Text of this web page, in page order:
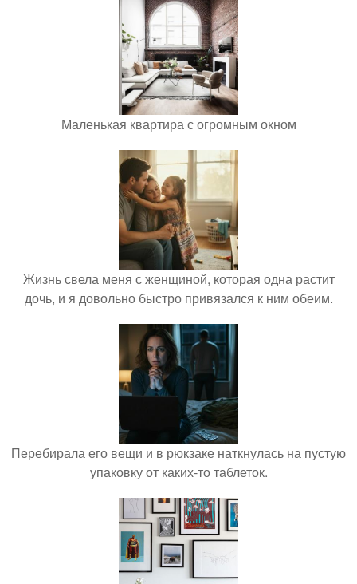
Маленькая квартира с огромным окном
Жизнь свела меня с женщиной, которая одна растит
дочь, и я довольно быстро привязался к ним обеим.
Перебирала его вещи и в рюкзаке наткнулась на пустую
упаковку от каких-то таблеток.